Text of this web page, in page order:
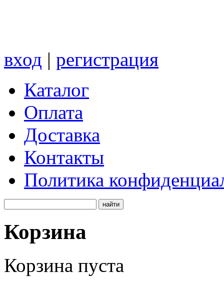
вход | регистрация
Каталог
Оплата
Доставка
Контакты
Политика
Корзина
Корзина пуста